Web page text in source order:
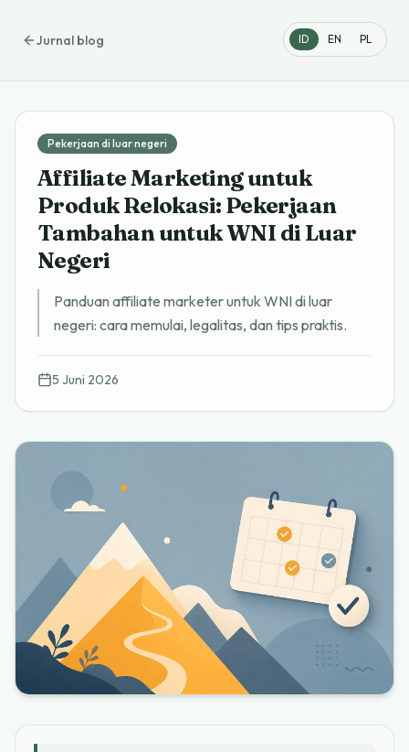
ID EN PL
Jurnal blog
Pekerjaan di luar negeri
Affiliate Marketing untuk
Produk Relokasi: Pekerjaan
Tambahan untuk WNI di Luar
Negeri
Panduan affiliate marketer untuk WNI di luar
negeri: cara memulai, legalitas, dan tips praktis.
5 Juni 2026